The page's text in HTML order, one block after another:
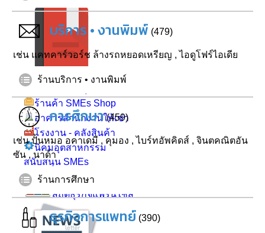
บริการ • งานพิมพ์ (479)
เช่น แคทคาร์วอร์ช ล้างรถหยอดเหรียญ ,ไอดูโฟร์ไอเดีย
ร้านบริการ • งานพิมพ์
การศึกษา (459)
เช่นปั้นหมอ อคาเดมี , คุมอง ,ไบร์ทอัพคิดส์ , จินตคณิตอัน
ซัน , นาด้า
ร้านการศึกษา
ธุรกิจการแพทย์ (390)
คำคมธุรกิจ
ร้านค้า SMEs Shop
อาคารสำนักงานให้เช่า
โรงงาน - คลังสินค้า
นิคมอุตสาหกรรม
สนับสนุน SMEs
สถิติธุรกิจแฟรนไชส์